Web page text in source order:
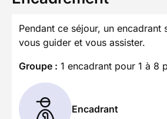
Pendant ce séjour, un encadrant
vous guider et vous assister.
Groupe : 1 encadrant pour 1 à 8
Encadrant